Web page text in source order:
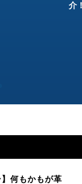
介
何もかもが革